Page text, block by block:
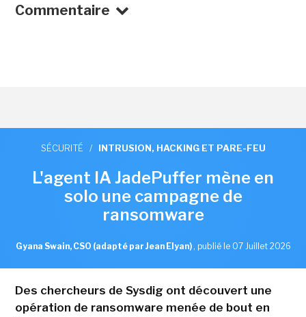
Commentaire
SÉCURITÉ / INTRUSION, HACKING ET PARE-FEU
L'agent IA JadePuffer mène en
solo une campagne de
ransomware
Gyana Swain, CSO (adapté par Jean Elyan) , publié le 07 Juillet 2026
Des chercheurs de Sysdig ont découvert une
opération de ransomware menée de bout en